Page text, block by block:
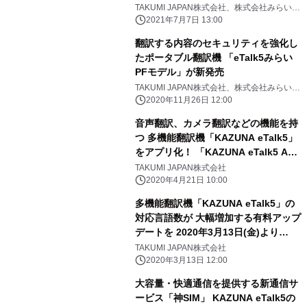
eTalk5 APP みらいPFモデル
TAKUMI JAPAN株式会社、株式会社みらい翻
訳 2021年7月7日 13:00
翻訳する内容のセキュリティを強化し
たポータブル翻訳機 「eTalk5みらい
PFモデル」が新発売
TAKUMI JAPAN株式会社、株式会社みらい翻
訳 2020年11月26日 12:00
音声翻訳、カメラ翻訳などの機能を持
つ 多機能翻訳機「KAZUNA eTalk5」
をアプリ化！ 「KAZUNA eTalk5 APP
for Android」提供開始
TAKUMI JAPAN株式会社
2020年4月21日 10:00
多機能翻訳機「KAZUNA eTalk5」の
対応言語数が 大幅増加する有料アップ
デートを 2020年3月13日(金)より
KAZUNA eSHOPで提供開始 ～しゃ
べって翻訳が73言語から112言語へ、
撮って翻訳が8言語から55言語へ～
TAKUMI JAPAN株式会社
2020年3月13日 12:00
大容量・快適通信を提供する新通信サ
ービス「神SIM」 KAZUNA eTalk5の